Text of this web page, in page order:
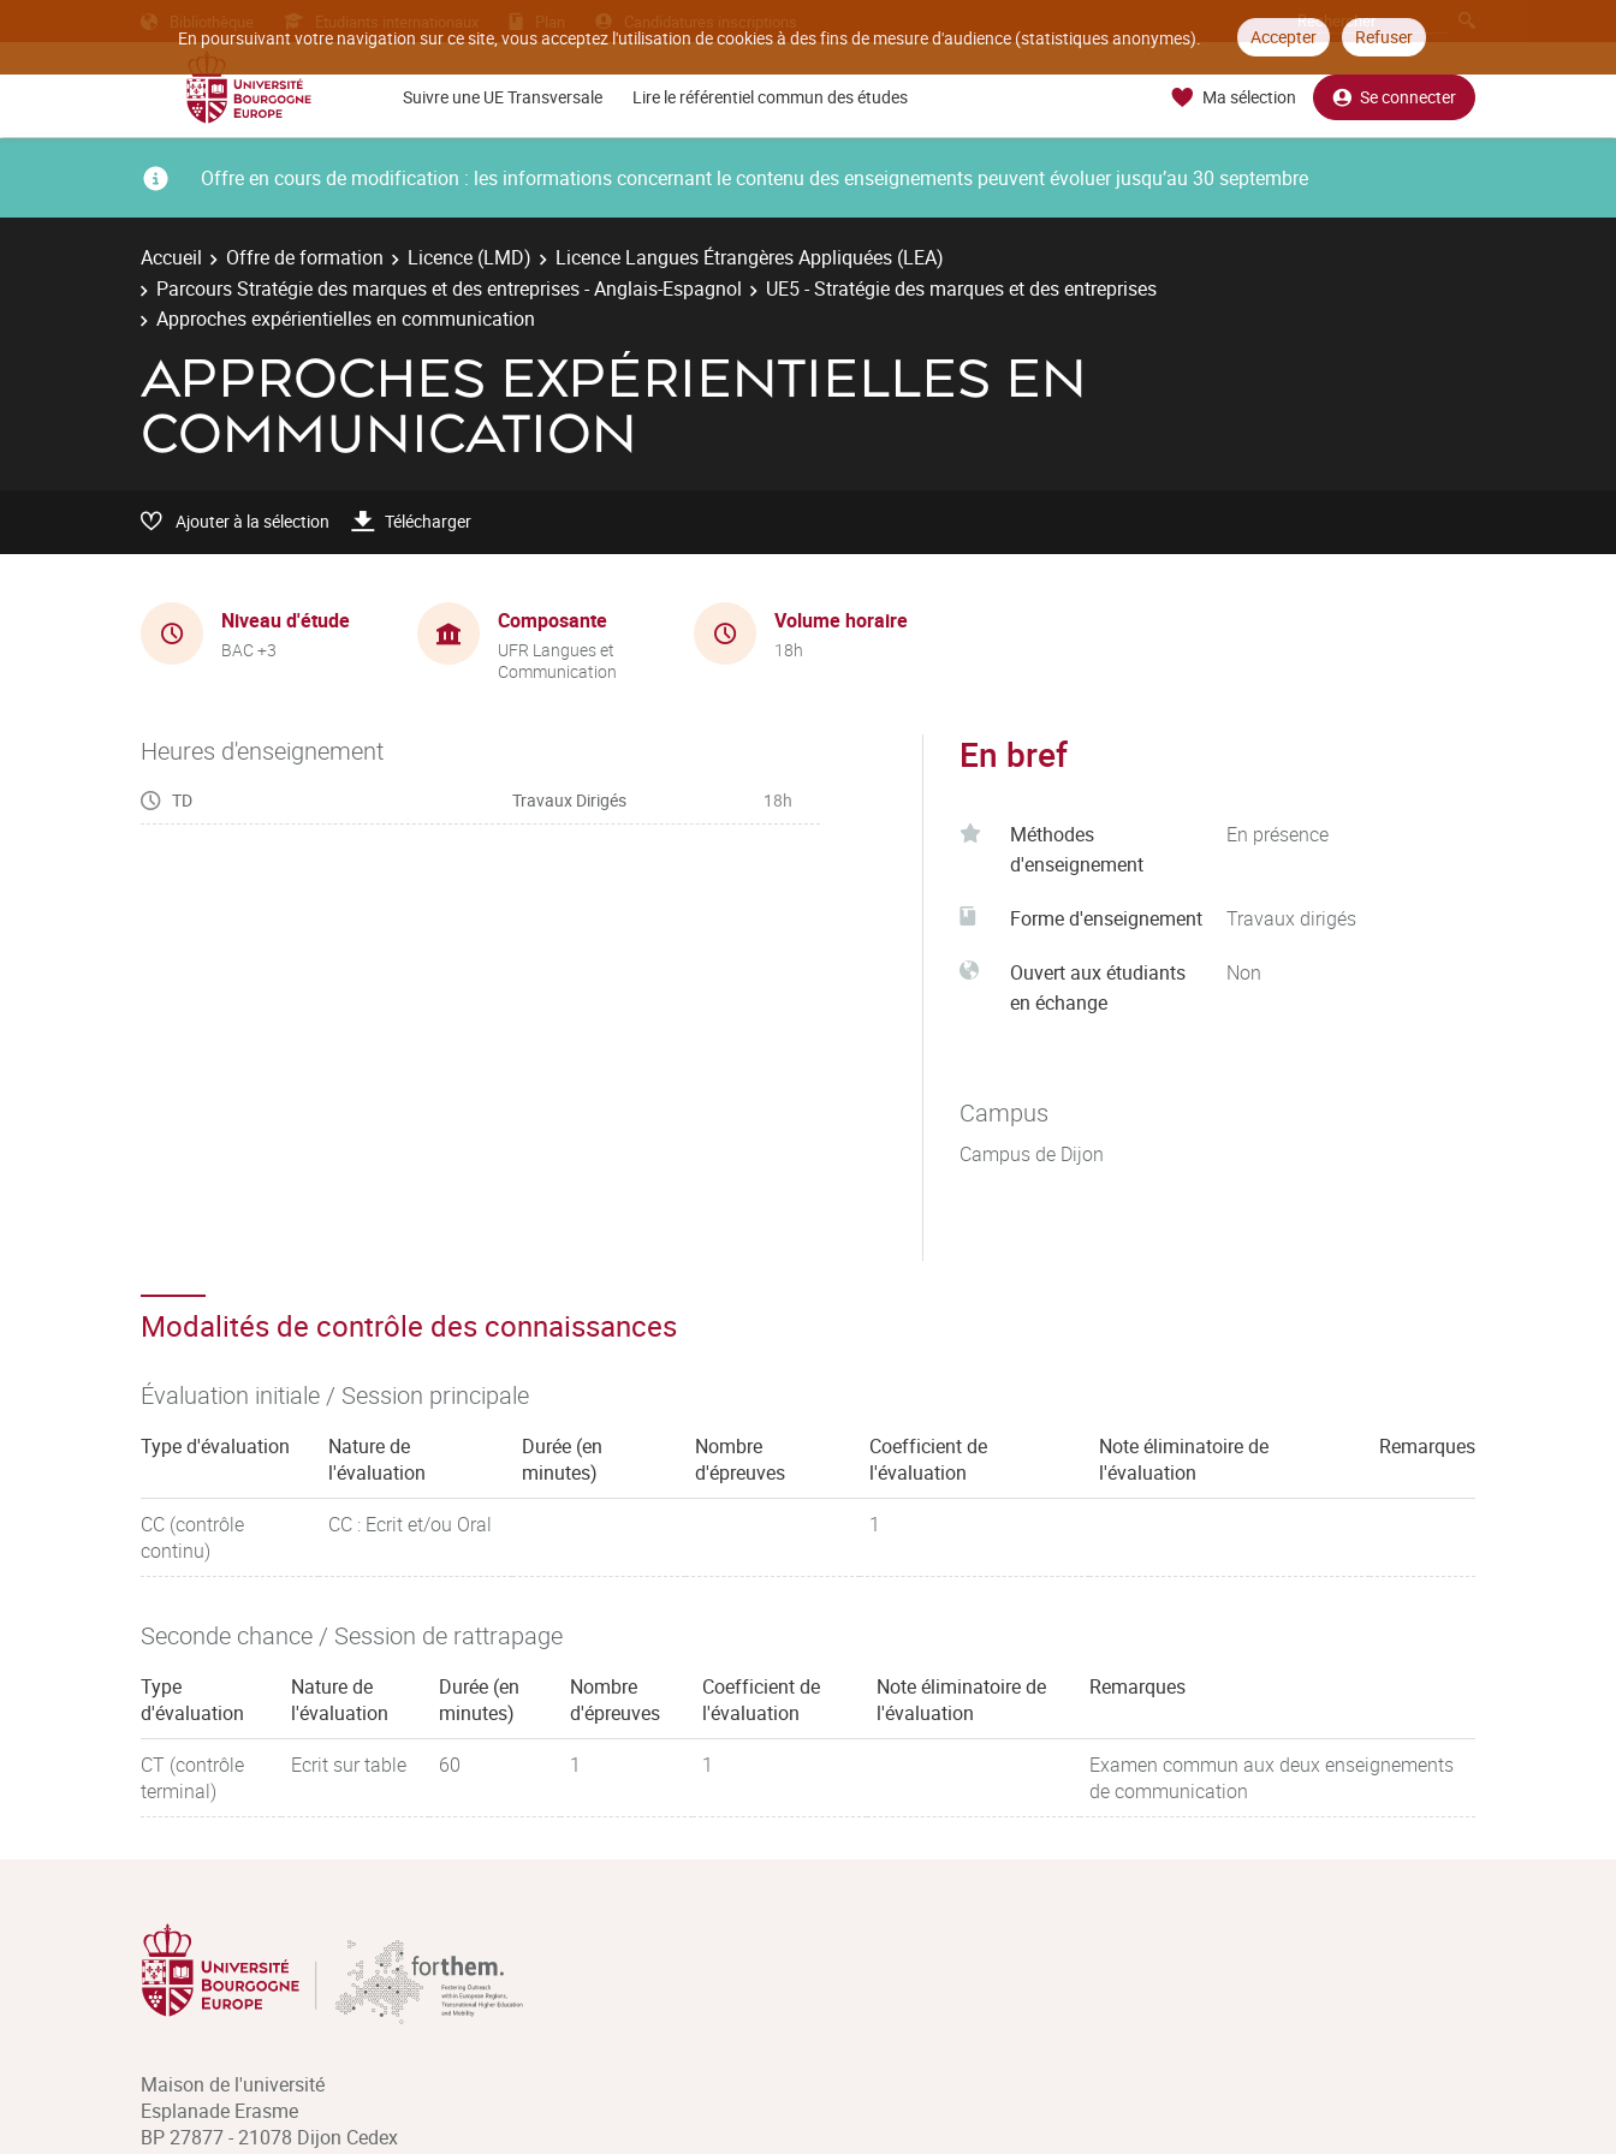
En poursuivant votre navigation sur ce site, vous acceptez l'utilisation de cookies à des fins de mesure d'audience (statistiques anonymes). Accepter Refuser
Bibliothèque Etudiants internationaux Plan Candidatures inscriptions
Suivre une UE Transversale Lire le référentiel commun des études Ma sélection Se connecter
Offre en cours de modification : les informations concernant le contenu des enseignements peuvent évoluer jusqu’au 30 septembre
Accueil Offre de formation Licence (LMD)
Licence Langues Étrangères Appliquées (LEA)
Parcours Stratégie des marques et des entreprises - Anglais-Espagnol
UE5 - Stratégie des marques et des entreprises
Approches expérientielles en communication
APPROCHES EXPÉRIENTIELLES EN
COMMUNICATION
Ajouter à la sélection Télécharger
Niveau d'étude
BAC +3
Composante
UFR Langues et
Communication
Volume horaire
18h
Heures d'enseignement
TD Travaux Dirigés 18h
En bref
Méthodes
d'enseignement
En présence
Forme d'enseignement Travaux dirigés
Ouvert aux étudiants
en échange
Non
Campus
Campus de Dijon
Modalités de contrôle des connaissances
Évaluation initiale / Session principale
Type d'évaluation
Nature de
l'évaluation
Durée (en
minutes)
Nombre
d'épreuves
Coefficient de
l'évaluation
Note éliminatoire de
l'évaluation
Remarques
CC (contrôle
continu)
CC : Ecrit et/ou Oral 1
Seconde chance / Session de rattrapage
Type
d'évaluation
Nature de
l'évaluation
Durée (en
minutes)
Nombre
d'épreuves
Coefficient de
l'évaluation
Note éliminatoire de
l'évaluation
Remarques
CT (contrôle
terminal)
Ecrit sur table 60 1 1
Examen commun aux deux enseignements
de communication
Maison de l'université
Esplanade Erasme
BP 27877 - 21078 Dijon Cedex